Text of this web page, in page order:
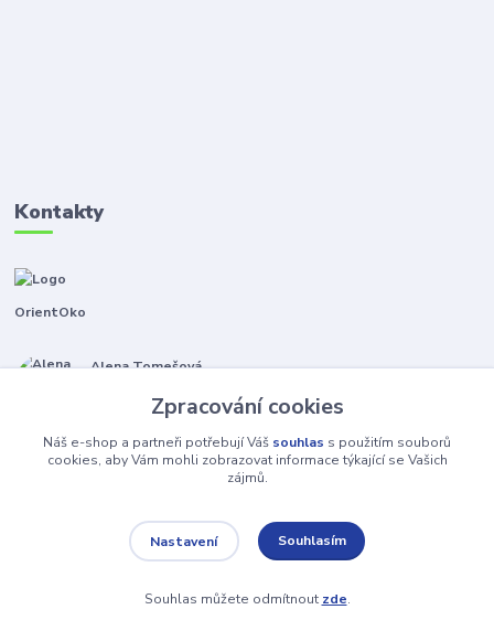
Kontakty
OrientOko
Alena Tomešová
(Po-Pá, 9-15 hod.)
info@orientoko.cz
Vytvořeno na Eshop-rychle.cz
Zpracování cookies
Náš e-shop a partneři potřebují Váš souhlas s použitím souborů
cookies, aby Vám mohli zobrazovat informace týkající se Vašich
zájmů.
Nastavení Souhlasím
Souhlas můžete odmítnout zde.